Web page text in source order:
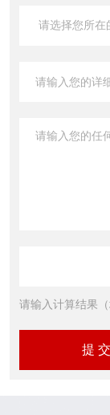
请输入计算结果